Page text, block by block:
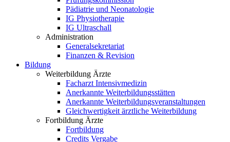
Pädiatrie und Neonatologie
IG Physiotherapie
IG Ultraschall
Administration
Generalsekretariat
Finanzen & Revision
Bildung
Weiterbildung Ärzte
Facharzt Intensivmedizin
Anerkannte Weiterbildungsstätten
Anerkannte Weiterbildungsveranstaltungen
Gleichwertigkeit ärztliche Weiterbildung
Fortbildung Ärzte
Fortbildung
Credits Vergabe